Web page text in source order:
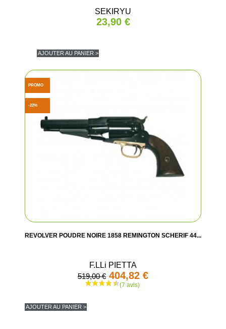
SEKIRYU
23,90 €
AJOUTER AU PANIER >
REVOLVER POUDRE NOIRE 1858 REMINGTON SCHERIF 44...
F.LLi PIETTA
519,00 € 404,82 €
AJOUTER AU PANIER >
PROMO
-22%